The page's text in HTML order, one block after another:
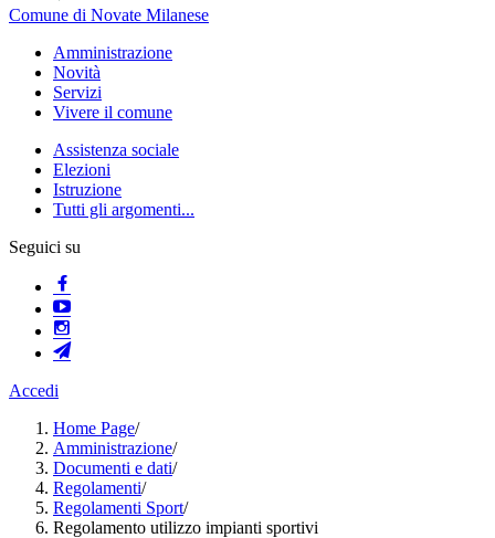
Comune di Novate Milanese
Amministrazione
Novità
Servizi
Vivere il comune
Assistenza sociale
Elezioni
Istruzione
Tutti gli argomenti...
Seguici su
Accedi
Home Page/
Amministrazione/
Documenti e dati/
Regolamenti/
Regolamenti Sport/
Regolamento utilizzo impianti sportivi